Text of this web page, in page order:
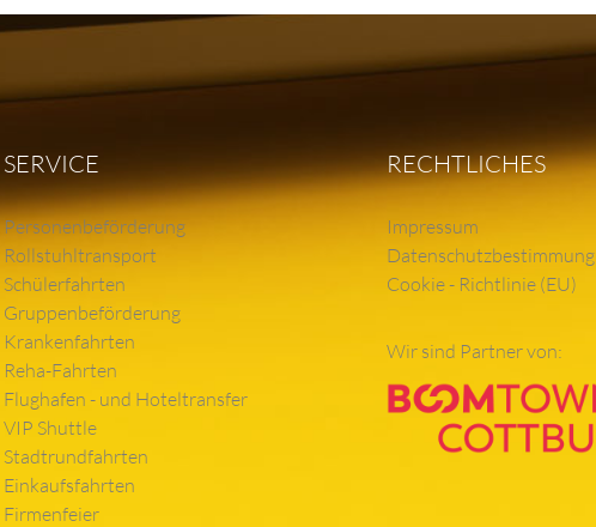
SERVICE
Personenbeförderung
Rollstuhltransport
Schülerfahrten
Gruppenbeförderung
Krankenfahrten
Reha-Fahrten
Flughafen - und Hoteltransfer
VIP Shuttle
Stadtrundfahrten
Einkaufsfahrten
Firmenfeier
RECHTLICHES
Impressum
Datenschutzbestimmung
Cookie - Richtlinie (EU)
Wir sind Partner von: